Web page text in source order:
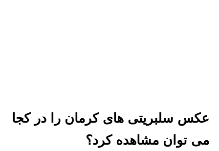
عکس سلبریتی های کرمان را در کجا
می توان مشاهده کرد؟